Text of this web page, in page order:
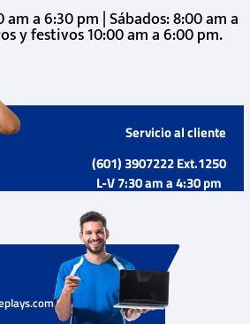
am a 6:30 pm | Sábados: 8:00 am a
y festivos 10:00 am a 6:00 pm.
Servicio al cliente
(601) 3907222 Ext.1250
L-V 7:30 am a 4:30 pm